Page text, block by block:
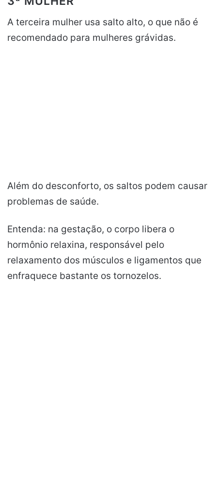
A terceira mulher usa salto alto, o que não é
recomendado para mulheres grávidas.
Além do desconforto, os saltos podem causar
problemas de saúde.
Entenda: na gestação, o corpo libera o
hormônio relaxina, responsável pelo
relaxamento dos músculos e ligamentos que
enfraquece bastante os tornozelos.